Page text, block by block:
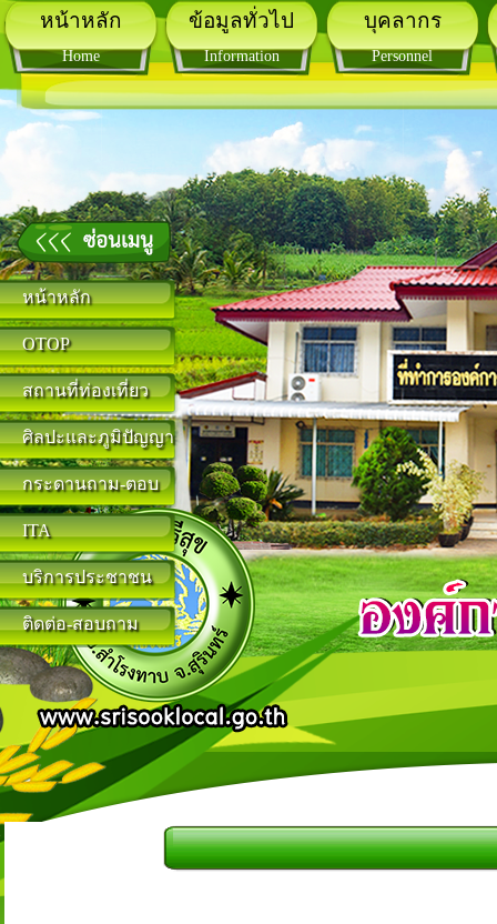
หน้าหลัก
OTOP
สถานที่ท่องเที่ยว
ศิลปะและภูมิปัญญา
กระดานถาม-ตอบ
ITA
บริการประชาชน
ติดต่อ-สอบถาม
หน้าหลัก
Home
ข้อมูลทั่วไป
Information
บุคลากร
Personnel